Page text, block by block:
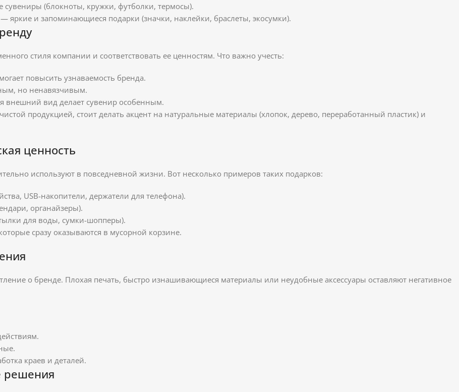
(блокноты, кружки, футболки, термосы).
— яркие и запоминающиеся подарки (значки, наклейки, браслеты, экосумки).
стиля компании и соответствовать ее ценностям. Что важно учесть:
повысить узнаваемость бренда.
но ненавязчивым.
вид делает сувенир особенным.
продукцией, стоит делать акцент на натуральные материалы (хлопок, дерево, переработанный пластик) и
ценность
используют в повседневной жизни. Вот несколько примеров таких подарков:
USB-накопители, держатели для телефона).
органайзеры).
для воды, сумки-шопперы).
сразу оказываются в мусорной корзине.
о бренде. Плохая печать, быстро изнашивающиеся материалы или неудобные аксессуары оставляют негативное
краев и деталей.
решения